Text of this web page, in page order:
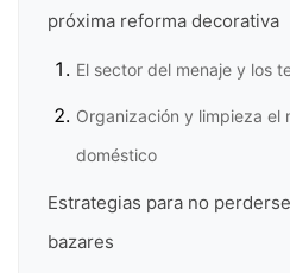
próxima reforma decorativa
El sector del menaje y los
Organización y limpieza el
doméstico
Estrategias para no
bazares